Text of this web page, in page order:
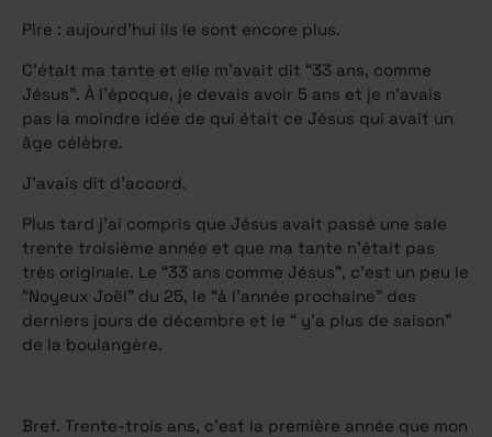
Pire : aujourd’hui ils le sont encore plus.
C’était ma tante et elle m’avait dit “33 ans, comme
Jésus”. À l’époque, je devais avoir 5 ans et je n’avais
pas la moindre idée de qui était ce Jésus qui avait un
âge célèbre.
J’avais dit d’accord.
Plus tard j’ai compris que Jésus avait passé une sale
trente troisième année et que ma tante n’était pas
très originale. Le “33 ans comme Jésus”, c’est un peu le
“Noyeux Joël” du 25, le “à l’année prochaine” des
derniers jours de décembre et le “ y’a plus de saison”
de la boulangère.
Bref. Trente-trois ans, c’est la première année que mon